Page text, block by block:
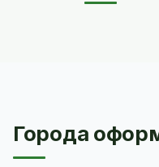
Города